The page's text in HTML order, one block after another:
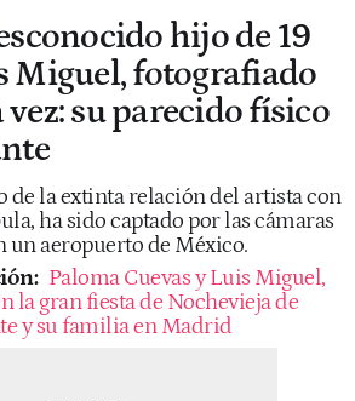
hijo de 19
Miguel, fotografiado
su parecido físico
de la extinta relación del artista con
ha sido captado por las cámaras
un aeropuerto de México.
Paloma Cuevas y Luis Miguel,
la gran fiesta de Nochevieja de
y su familia en Madrid